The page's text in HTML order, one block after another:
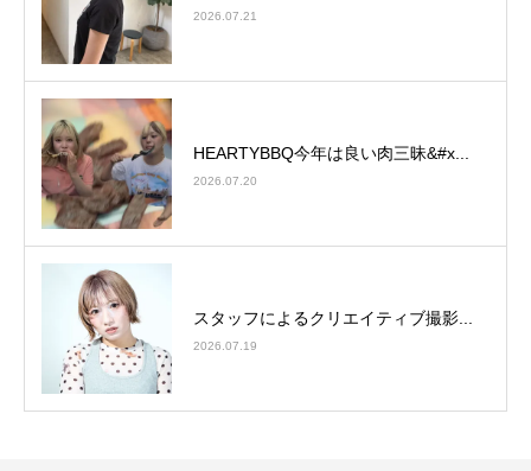
2026.07.21
HEARTYBBQ今年は良い肉三昧&#x...
2026.07.20
スタッフによるクリエイティブ撮影...
2026.07.19